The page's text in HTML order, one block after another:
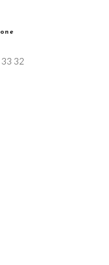
32